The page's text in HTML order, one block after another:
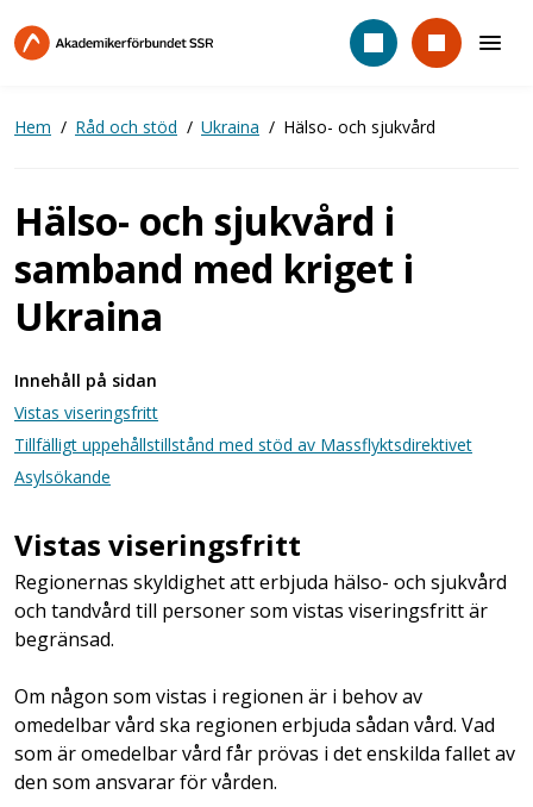
till
Hem Råd och stöd Ukraina Hälso- och sjukvård
Hälso- och sjukvård i
samband med kriget i
Ukraina
Innehåll på sidan
Vistas viseringsfritt
Tillfälligt uppehållstillstånd med stöd av Massflyktsdirektivet
Asylsökande
Vistas viseringsfritt
Regionernas skyldighet att erbjuda hälso- och sjukvård
och tandvård till personer som vistas viseringsfritt är
begränsad.
Om någon som vistas i regionen är i behov av
omedelbar vård ska regionen erbjuda sådan vård. Vad
som är omedelbar vård får prövas i det enskilda fallet av
den som ansvarar för vården.